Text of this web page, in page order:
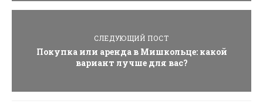
СЛЕДУЮЩИЙ ПОСТ
Покупка или аренда в Мишкольце: какой
вариант лучше для вас?